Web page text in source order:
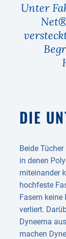
Unter
DIE
Beide
in denen
miteinander
hochfeste
Fasern
verliert.
Dyneema
machen